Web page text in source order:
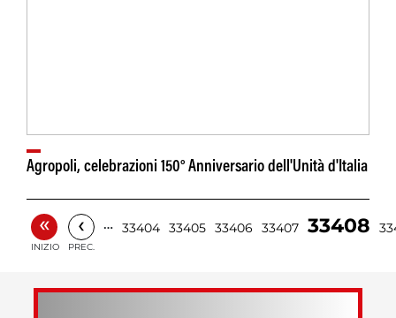
Agropoli, celebrazioni 150° Anniversario dell'Unità d'Italia
«
INIZIO
‹
PREC.
… 33404 33405 33406 33407 33408